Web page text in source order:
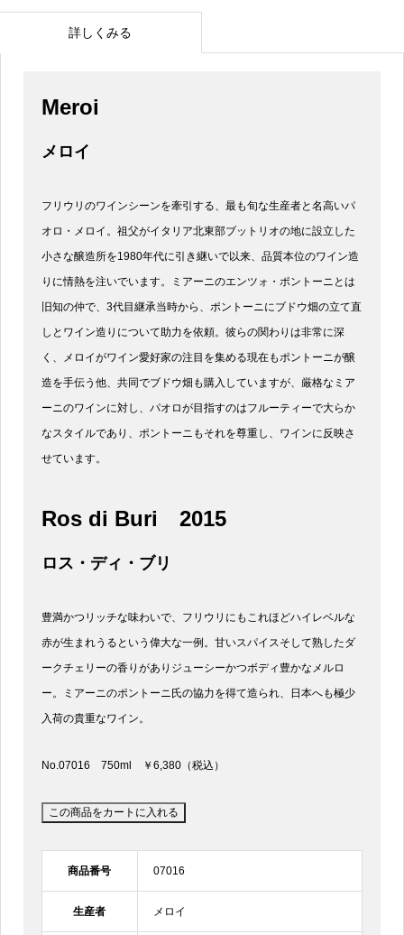
詳しくみる
Meroi
メロイ
フリウリのワインシーンを牽引する、最も旬な生産者と名高いパ
オロ・メロイ。祖父がイタリア北東部ブットリオの地に設立した
小さな醸造所を1980年代に引き継いで以来、品質本位のワイン造
りに情熱を注いでいます。ミアーニのエンツォ・ポントーニとは
旧知の仲で、3代目継承当時から、ポントーニにブドウ畑の立て直
しとワイン造りについて助力を依頼。彼らの関わりは非常に深
く、メロイがワイン愛好家の注目を集める現在もポントーニが醸
造を手伝う他、共同でブドウ畑も購入していますが、厳格なミア
ーニのワインに対し、パオロが目指すのはフルーティーで大らか
なスタイルであり、ポントーニもそれを尊重し、ワインに反映さ
せています。
Ros di Buri 2015
ロス・ディ・ブリ
豊満かつリッチな味わいで、フリウリにもこれほどハイレベルな
赤が生まれうるという偉大な一例。甘いスパイスそして熟したダ
ークチェリーの香りがありジューシーかつボディ豊かなメルロ
ー。ミアーニのポントーニ氏の協力を得て造られ、日本へも極少
入荷の貴重なワイン。
No.07016 750ml ￥6,380（税込）
商品番号 07016
生産者 メロイ